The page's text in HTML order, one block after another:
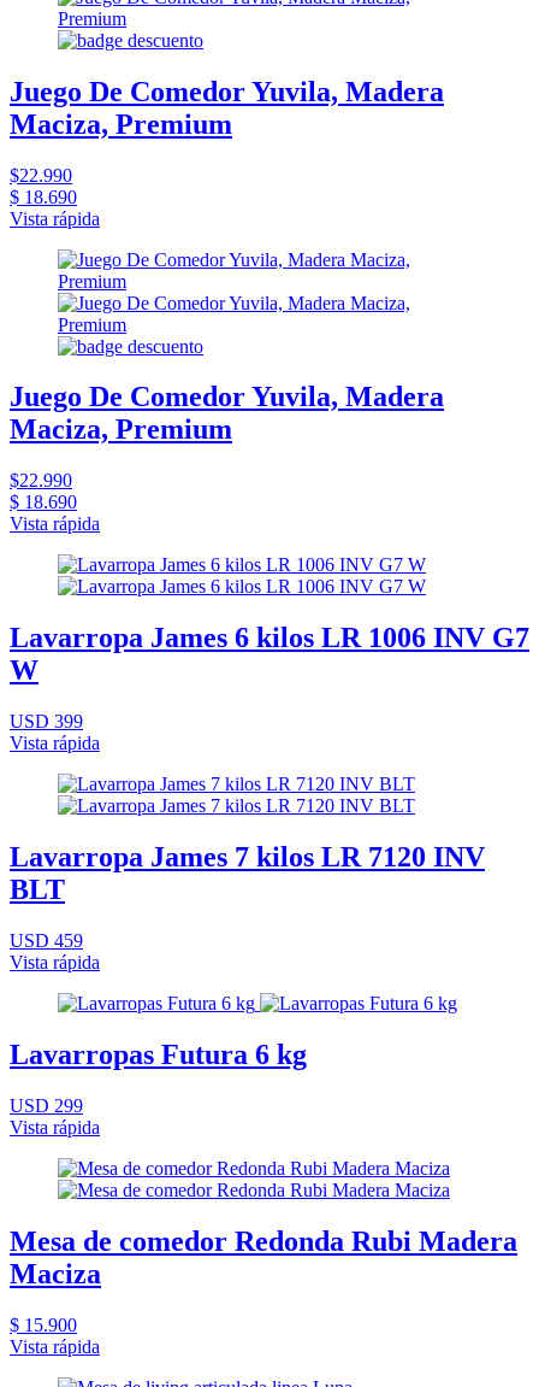
Juego De Comedor Yuvila, Madera
Maciza, Premium
$22.990
$ 18.690
Vista rápida
Juego De Comedor Yuvila, Madera
Maciza, Premium
$22.990
$ 18.690
Vista rápida
Lavarropa James 6 kilos LR 1006 INV G7
W
USD 399
Vista rápida
Lavarropa James 7 kilos LR 7120 INV
BLT
USD 459
Vista rápida
Lavarropas Futura 6 kg
USD 299
Vista rápida
Mesa de comedor Redonda Rubi Madera
Maciza
$ 15.900
Vista rápida